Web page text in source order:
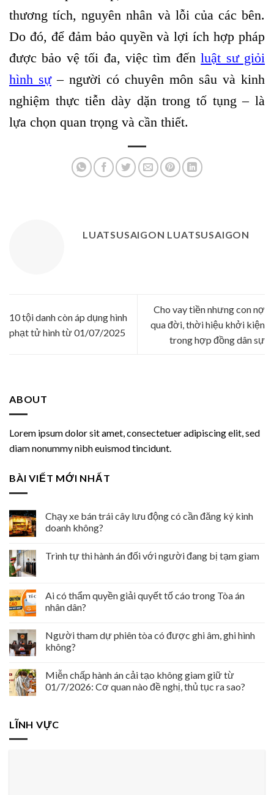
thương tích, nguyên nhân và lỗi của các bên.
Do đó, để đảm bảo quyền và lợi ích hợp pháp
được bảo vệ tối đa, việc tìm đếnluật sư giỏi
hình sự– người có chuyên môn sâu và kinh
nghiệm thực tiễn dày dặn trong tố tụng – là
lựa chọn quan trọng và cần thiết.
LUATSUSAIGON LUATSUSAIGON
10 tội danh còn áp dụng hình
phạt tử hình từ 01/07/2025
Cho vay tiền nhưng con nợ
qua đời, thời hiệu khởi kiện
trong hợp đồng dân sự
ABOUT
Lorem ipsum dolor sit amet, consectetuer adipiscing elit, sed
diam nonummy nibh euismod tincidunt.
BÀI VIẾT MỚI NHẤT
Chạy xe bán trái cây lưu động có cần đăng ký kinh
doanh không?
Trình tự thi hành án đối với người đang bị tạm giam
Ai có thẩm quyền giải quyết tố cáo trong Tòa án
nhân dân?
Người tham dự phiên tòa có được ghi âm, ghi hình
không?
Miễn chấp hành án cải tạo không giam giữ từ
01/7/2026: Cơ quan nào đề nghị, thủ tục ra sao?
LĨNH VỰC